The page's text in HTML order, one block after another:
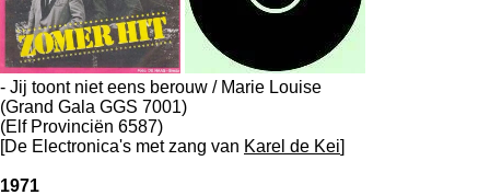
- Jij toont niet eens berouw / Marie Louise
(Grand Gala GGS 7001)
(Elf Provinciën 6587)
[De Electronica's met zang van Karel de Kei]
1971